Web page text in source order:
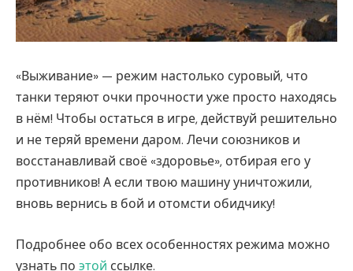
«Выживание» — режим настолько суровый, что
танки теряют очки прочности уже просто находясь
в нём! Чтобы остаться в игре, действуй решительно
и не теряй времени даром. Лечи союзников и
восстанавливай своё «здоровье», отбирая его у
противников! А если твою машину уничтожили,
вновь вернись в бой и отомсти обидчику!
Подробнее обо всех особенностях режима можно
узнать по этой ссылке.